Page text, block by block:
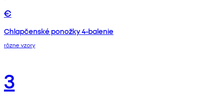
€
Chlapčenské ponožky 4-balenie
rôzne vzory
3